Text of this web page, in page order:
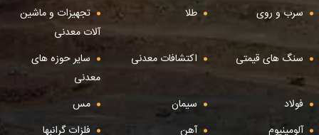
سرب و روی
طلا
تجهیزات و ماشین
آلات معدنی
سنگ های قیمتی
اکتشافات معدنی
سایر حوزه های
معدنی
فولاد
سیمان
مس
آلومینیوم
آهن فلزات گرانبها